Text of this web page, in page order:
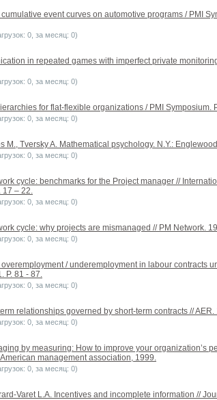
event curves on automotive programs / PMI
0, за месяц: 0)
in repeated games with imperfect private
0, за месяц: 0)
for flat-flexible organizations / PMI Symposium.
0, за месяц: 0)
M., Tversky A. Mathematical psychology. N.Y.:
0, за месяц: 0)
cycle: benchmarks for the Project manager //
17 – 22.
0, за месяц: 0)
cycle: why projects are mismanaged // PM Network.
0, за месяц: 0)
/ underemployment in labour contracts
P. 81 - 87.
0, за месяц: 0)
relationships governed by short-term contracts //
0, за месяц: 0)
by measuring: How to improve your organization’s
management association, 1999.
0, за месяц: 0)
Varet L.A. Incentives and incomplete information //